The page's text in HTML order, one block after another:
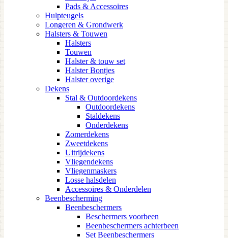
Pads & Accessoires
Hulpteugels
Longeren & Grondwerk
Halsters & Touwen
Halsters
Touwen
Halster & touw set
Halster Bontjes
Halster overige
Dekens
Stal & Outdoordekens
Outdoordekens
Staldekens
Onderdekens
Zomerdekens
Zweetdekens
Uitrijdekens
Vliegendekens
Vliegenmaskers
Losse halsdelen
Accessoires & Onderdelen
Beenbescherming
Beenbeschermers
Beschermers voorbeen
Beenbeschermers achterbeen
Set Beenbeschermers